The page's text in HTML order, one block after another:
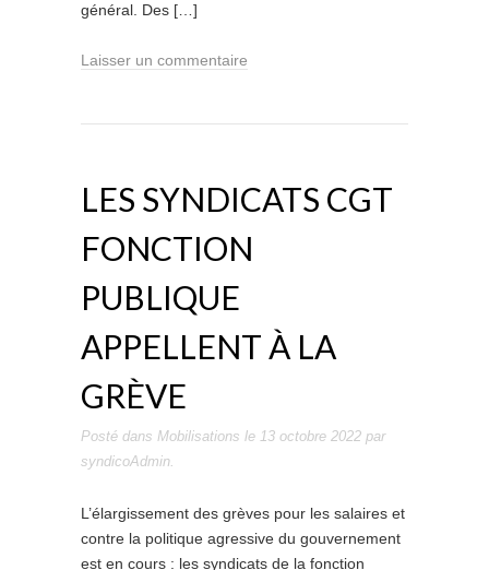
général. Des […]
Laisser un commentaire
LES SYNDICATS CGT
FONCTION
PUBLIQUE
APPELLENT À LA
GRÈVE
Posté dans Mobilisations le 13 octobre 2022 par
syndicoAdmin.
L’élargissement des grèves pour les salaires et
contre la politique agressive du gouvernement
est en cours : les syndicats de la fonction